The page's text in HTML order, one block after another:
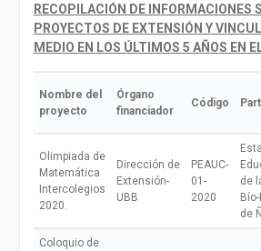
RECOPILACIÓN DE INFORMACIONES
PROYECTOS DE EXTENSIÓN Y
MEDIO EN LOS ÚLTIMOS 5 AÑOS EN
Nombre del
proyecto
Órgano
financiador
Código
Olimpiada de
Matemática
Intercolegios
2020.
Dirección de
Extensión-
UBB
PEAUC-
01-
2020
de
de
Coloquio de